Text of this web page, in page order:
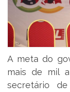
A meta do
mais de mil
secretário